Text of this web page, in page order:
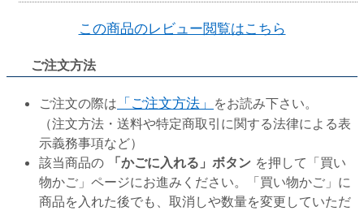
この商品のレビュー閲覧はこちら
ご注文方法
ご注文の際は 「ご注文方法」 をお読み下さい。
（注文方法・送料や特定商取引に関する法律による表
示義務事項など）
該当商品の
「かごに入れる」ボタン を押して「買い
物かご」ページにお進みください。「買い物かご」に
商品を入れた後でも、取消しや数量を変更していただ